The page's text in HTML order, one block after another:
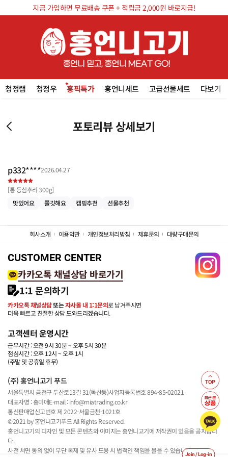
Join / Log-in
지금 가입하면 무료배송 쿠폰 + 적립금 2,000원 바로지급!
청정램 청정우 홍픽특가 홍언니세트 고급선물세트 다보기
포토리뷰 상세보기
p332****2026.04.27
[통 등심추리 300g]
맛있어요
쫄깃해요 캠핑추천 선물추천
회사소개 이용약관 개인정보처리방침 제휴문의 대량구매문의
CUSTOMER CENTER
카카오톡 채널상담 바로가기
1:1 문의하기
카카오톡 채널상담또는자사몰 내 1:1문의로 남겨주시면
더욱 빠르고 친절한 상담 도와드리겠습니다.
고객센터 운영시간
근무시간 : 오전 9시 30분 ~ 오후 5시 30분
점심시간 : 오후 12시 ~ 오후 1시
(주말 및 공휴일 휴무)
(주) 홍언니고기 푸드
서울특별시 금천구 두산로13길 31(독산동)사업자등록번호 894-85-02021
대표자명 : 홍미애E-mail : info@miatrading.co.kr
통신판매업신고번호 제 2022-서울금천-1021호
©2021 by 홍언니고기푸드 All Rights Reserved.
홍언니고기의 디자인 및 모든 콘텐츠와 이미지는 홍언니고기에 저작권이 있음을 공지합니
다.
사전 서면 동의 없이 무단 복제 및 유사 도용 시 법적인 책임을 물을 수 있습니다.